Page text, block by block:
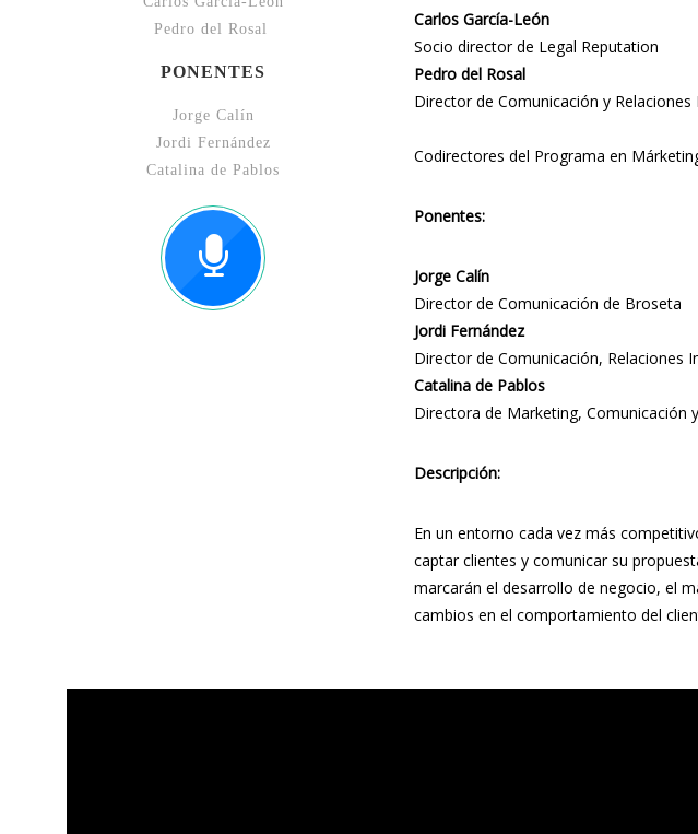
Pedro del Rosal
PONENTES
Jorge Calín
Jordi Fernández
Catalina de Pablos
Carlos García-León
Socio director de Legal Reputation
Pedro del Rosal
Director de Comunicación y
Codirectores del Programa en
Ponentes:
Jorge Calín
Director de Comunicación de Broseta
Jordi Fernández
Director de Comunicación, Relaciones
Catalina de Pablos
Directora de Marketing, Comunicación
Descripción:
En un entorno cada vez más
captar clientes y comunicar su
marcarán el desarrollo de negocio, el
cambios en el comportamiento del